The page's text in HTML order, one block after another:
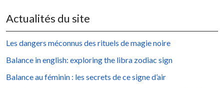
Actualités du site
Les dangers méconnus des rituels de magie noire
Balance in english: exploring the libra zodiac sign
Balance au féminin : les secrets de ce signe d’air